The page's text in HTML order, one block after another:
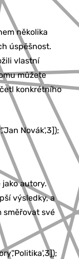
několika
úspěšnost.
vlastní
můžete
konkrétního
Novák',3]);
autory.
výsledky, a
směřovat své